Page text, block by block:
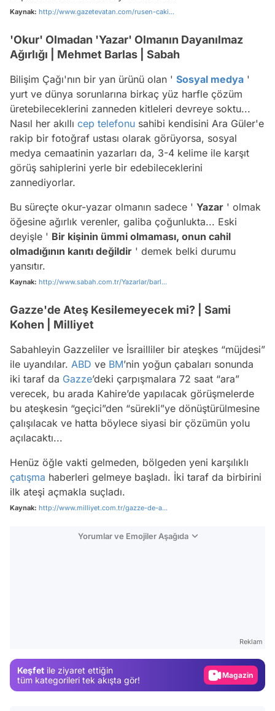
Kaynak: http://www.gazetevatan.com/rusen-caki...
'Okur' Olmadan 'Yazar' Olmanın Dayanılmaz
Ağırlığı | Mehmet Barlas | Sabah
Bilişim Çağı'nın bir yan ürünü olan ' Sosyal medya '
yurt ve dünya sorunlarına birkaç yüz harfle çözüm
üretebileceklerini zanneden kitleleri devreye soktu...
Nasıl her akıllı cep telefonu sahibi kendisini Ara Güler'e
rakip bir fotoğraf ustası olarak görüyorsa, sosyal
medya cemaatinin yazarları da, 3-4 kelime ile karşıt
görüş sahiplerini yerle bir edebileceklerini
zannediyorlar.
Bu süreçte okur-yazar olmanın sadece ' Yazar ' olmak
öğesine ağırlık verenler, galiba çoğunlukta... Eski
deyişle ' Bir kişinin ümmi olmaması, onun cahil
olmadığının kanıtı değildir ' demek belki durumu
yansıtır.
Kaynak: http://www.sabah.com.tr/Yazarlar/barl...
Gazze'de Ateş Kesilemeyecek mi? | Sami
Kohen | Milliyet
Sabahleyin Gazzeliler ve İsrailliler bir ateşkes “müjdesi”
ile uyandılar. ABD ve BM’nin yoğun çabaları sonunda
iki taraf da Gazze’deki çarpışmalara 72 saat “ara”
verecek, bu arada Kahire’de yapılacak görüşmelerde
bu ateşkesin “geçici”den “sürekli”ye dönüştürülmesine
çalışılacak ve hatta böylece siyasi bir çözümün yolu
açılacaktı...
Henüz öğle vakti gelmeden, bölgeden yeni karşılıklı
çatışma haberleri gelmeye başladı. İki taraf da birbirini
ilk ateşi açmakla suçladı.
Kaynak: http://www.milliyet.com.tr/gazze-de-a...
Yorumlar ve Emojiler Aşağıda
Reklam
Keşfet ile ziyaret ettiğin
tüm kategorileri tek akışta gör!
Magazin